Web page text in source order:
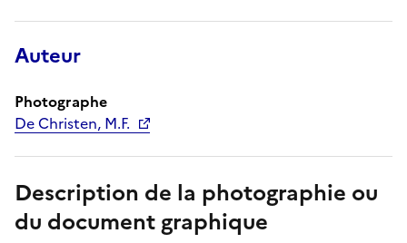
Auteur
Photographe
De Christen, M.F.
Description de la photographie ou
du document graphique